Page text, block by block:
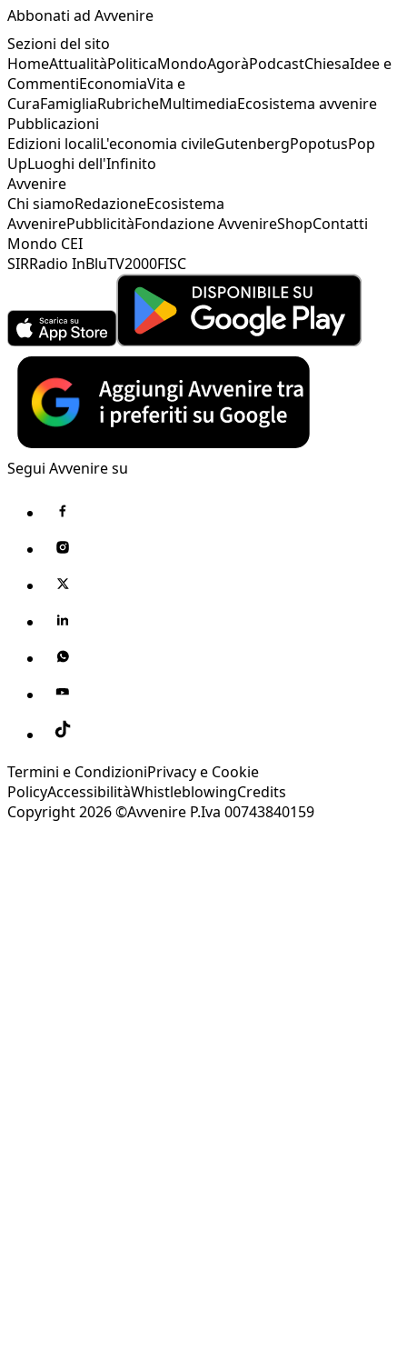
Abbonati ad Avvenire
Sezioni del sito
HomeAttualitàPoliticaMondoAgoràPodcastChiesaIdee e
CommentiEconomiaVita e
CuraFamigliaRubricheMultimediaEcosistema avvenire
Pubblicazioni
Edizioni localiL'economia civileGutenbergPopotusPop
UpLuoghi dell'Infinito
Avvenire
Chi siamoRedazioneEcosistema
AvvenirePubblicitàFondazione AvvenireShopContatti
Mondo CEI
SIRRadio InBluTV2000FISC
Segui Avvenire su
Termini e CondizioniPrivacy e Cookie
PolicyAccessibilitàWhistleblowingCredits
Copyright 2026 ©Avvenire P.Iva 00743840159